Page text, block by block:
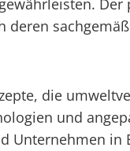
die
und